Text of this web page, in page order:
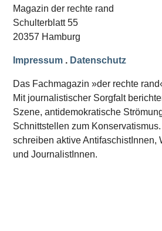
Schwerpunkt »Reichsbürger«
Schwerpunkt NPD
Ausgaben Übersicht
Ausgabe 220
Ausgabe 219
Ausgabe 217
Ausgabe 216
Magazin der rechte rand
Schulterblatt 55
20357 Hamburg
Impressum . Datenschutz
Das Fachmagazin »der rechte
Mit journalistischer Sorgfalt
Szene, antidemokratische
Schnittstellen zum
schreiben aktive AntifaschistInnen,
und JournalistInnen.